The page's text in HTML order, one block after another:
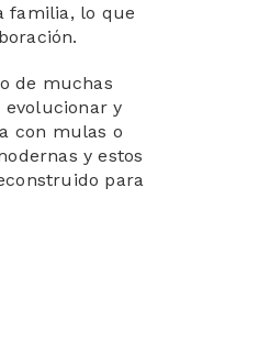
familia, lo que
de muchas
evolucionar y
con mulas o
y estos
para